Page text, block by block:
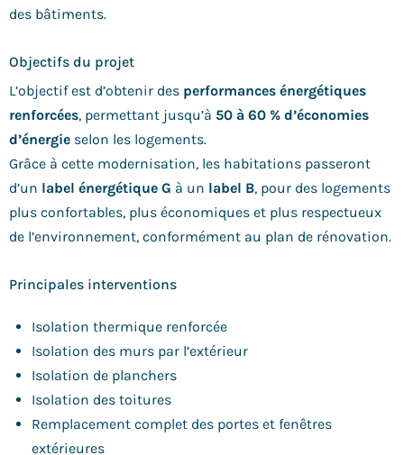
des bâtiments.
Objectifs du projet
L’objectif est d’obtenir des performances énergétiques
renforcées, permettant jusqu’à 50 à 60 % d’économies
d’énergie selon les logements.
Grâce à cette modernisation, les habitations passeront
d’un label énergétique G à un label B, pour des logements
plus confortables, plus économiques et plus respectueux
de l’environnement, conformément au plan de rénovation.
Principales interventions
Isolation thermique renforcée
Isolation des murs par l’extérieur
Isolation de planchers
Isolation des toitures
Remplacement complet des portes et fenêtres
extérieures